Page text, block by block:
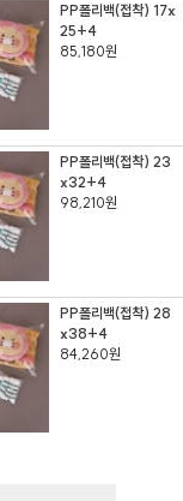
PP폴리백(접착) 17x
25+4
85,180원
PP폴리백(접착) 23
x32+4
98,210원
PP폴리백(접착) 28
x38+4
84,260원